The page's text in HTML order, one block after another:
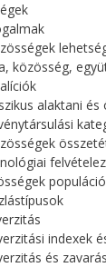
közösség,
alaktani
indexek
és zavarás